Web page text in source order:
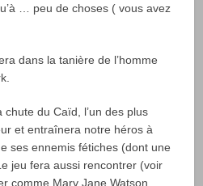
… peu de choses ( vous avez
dans la tanière de l’homme
chute du Caïd, l’un des plus
et entraînera notre héros à
ses ennemis fétiches (dont une
jeu fera aussi rencontrer (voir
comme Mary Jane Watson,